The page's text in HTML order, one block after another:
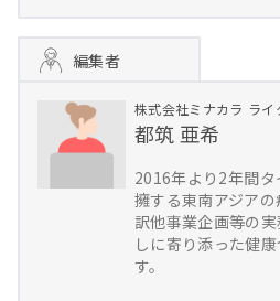
編集者
株式会社ミナカラ ライ
都筑 亜希
2016年より2年間
擁する東南アジア
訳他事業企画等の
しに寄り添った健
す。